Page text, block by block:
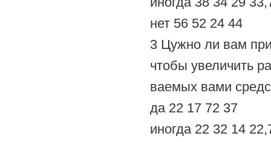
нет 56 52 24 44
3 Цужно ли вам
чтобы увеличить
ваемых вами
да 22 17 72 37
иногда 22 32 14